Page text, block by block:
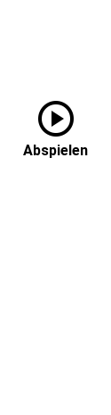
play_circle
Abspielen